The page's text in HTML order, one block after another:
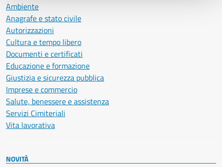
Ambiente
Anagrafe e stato civile
Autorizzazioni
Cultura e tempo libero
Documenti e certificati
Educazione e formazione
Giustizia e sicurezza pubblica
Imprese e commercio
Salute, benessere e assistenza
Servizi Cimiteriali
Vita lavorativa
NOVITÀ